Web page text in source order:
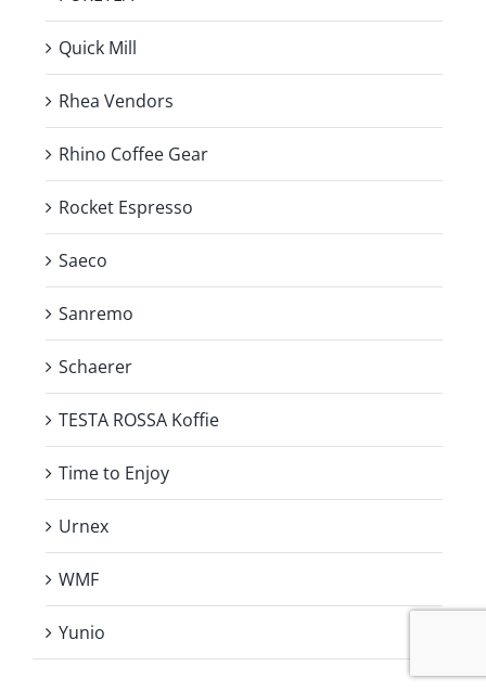
Quick Mill
Rhea Vendors
Rhino Coffee Gear
Rocket Espresso
Saeco
Sanremo
Schaerer
TESTA ROSSA Koffie
Time to Enjoy
Urnex
WMF
Yunio